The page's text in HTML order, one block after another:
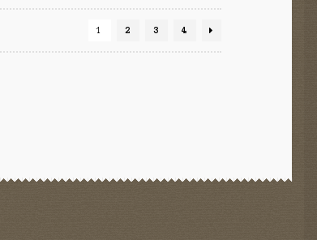
1 2 3 4